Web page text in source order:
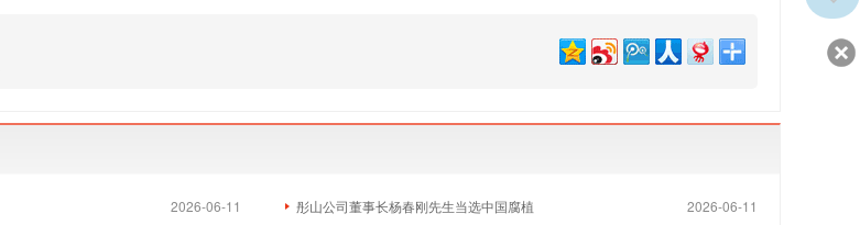
2026-06-11 2026-06-11
彤山公司董事长杨春刚先生当选中国腐植
客